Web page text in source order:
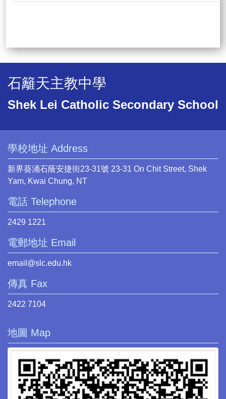
石籬天主教中學
Shek Lei Catholic Secondary School
學校地址 Address
新界葵涌石蔭安捷街23-31號 23-31 On Chit Street, Shek
Yam, Kwai Chung, NT
電話 Telephone
2429 1221
電郵地址 Email
email@slc.edu.hk
傳真 Fax
2422 7104
地圖 Map